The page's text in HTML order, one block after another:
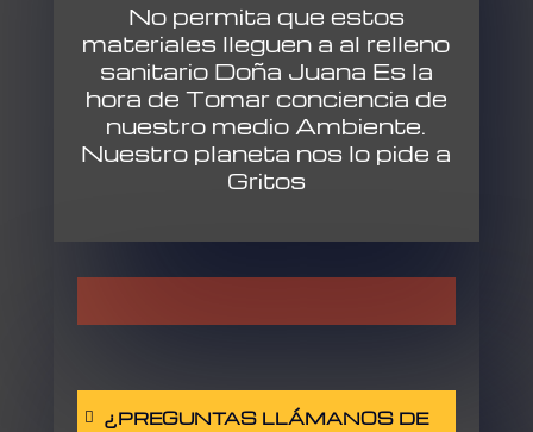
No permita que estos
materiales lleguen a al relleno
sanitario Doña Juana Es la
hora de Tomar conciencia de
nuestro medio Ambiente.
Nuestro planeta nos lo pide a
Gritos
¿PREGUNTAS LLÁMANOS DE